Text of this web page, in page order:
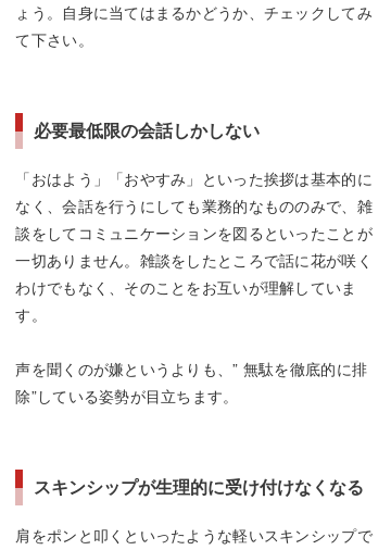
ょう。自身に当てはまるかどうか、チェックしてみ
て下さい。
必要最低限の会話しかしない
「おはよう」「おやすみ」といった挨拶は基本的に
なく、会話を行うにしても業務的なもののみで、雑
談をしてコミュニケーションを図るといったことが
一切ありません。雑談をしたところで話に花が咲く
わけでもなく、そのことをお互いが理解していま
す。
声を聞くのが嫌というよりも、” 無駄を徹底的に排
除”している姿勢が目立ちます。
スキンシップが生理的に受け付けなくなる
肩をポンと叩くといったような軽いスキンシップで